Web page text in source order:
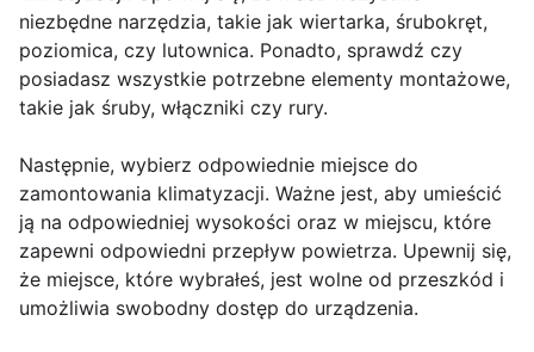
niezbędne narzędzia, takie jak wiertarka, śrubokręt,
poziomica, czy lutownica. Ponadto, sprawdź czy
posiadasz wszystkie potrzebne elementy montażowe,
takie jak śruby, włączniki czy rury.
Następnie, wybierz odpowiednie miejsce do
zamontowania klimatyzacji. Ważne jest, aby umieścić
ją na odpowiedniej wysokości oraz w miejscu, które
zapewni odpowiedni przepływ powietrza. Upewnij się,
że miejsce, które wybrałeś, jest wolne od przeszkód i
umożliwia swobodny dostęp do urządzenia.